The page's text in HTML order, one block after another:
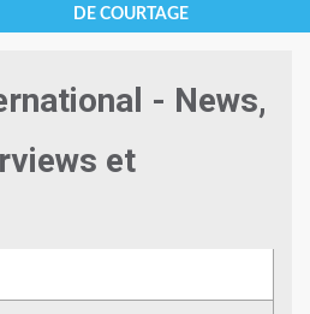
DE COURTAGE
- News,
et